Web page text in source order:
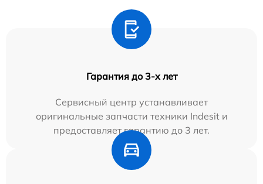
Гарантия до 3-х лет
Сервисный центр устанавливает
оригинальные запчасти техники Indesit и
предоставляет гарантию до 3 лет.